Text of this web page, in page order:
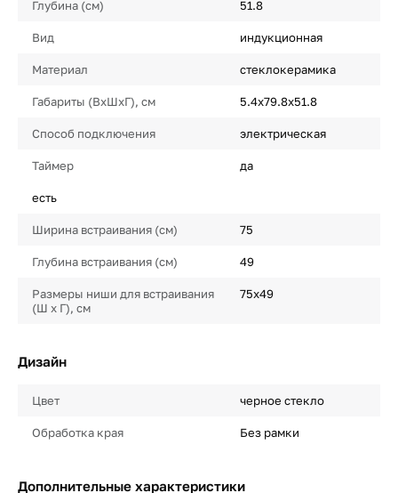
Глубина (см) 51.8
Вид индукционная
Материал стеклокерамика
Габариты (ВхШхГ), см 5.4х79.8х51.8
Способ подключения электрическая
Таймер да
есть
Ширина встраивания (см) 75
Глубина встраивания (см) 49
Размеры ниши для встраивания
(Ш х Г), см
75х49
Дизайн
Цвет черное стекло
Обработка края Без рамки
Дополнительные характеристики